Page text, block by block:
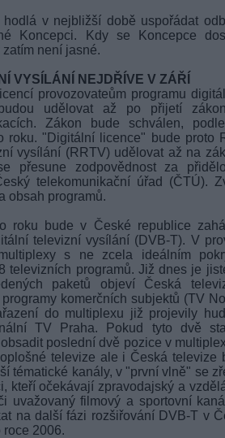
hodlá v nejbližší době uspořádat
Koncepci. Kdy se Koncepce
není jasné.
VYSÍLÁNÍ NEJDŘÍVE V ZÁŘÍ
provozovateům programu
udělovat až po přijetí
Zákon bude schválen,
roku. "Digitální licence" bude proto
vysílání (RRTV) udělovat až na
přesune zodpovědnost za
telekomunikační úřad (ČTÚ).
obsah programů.
roku bude v České republice
televizní vysílání (DVB-T). V
s ne zcela ideálním
televizních programů. Již dnes je
paketů objeví Česká
komerčních subjektů (TV
do multiplexu již projevily
TV Praha. Pokud tyto dvě
poslední dvě pozice v
televize ale i Česká televize
tématické kanály, v "první vlně" se
kteří očekávají zpravodajský a
uvažovaný filmový a sportovní
na další fázi rozšiřování DVB-T v
roce 2006.